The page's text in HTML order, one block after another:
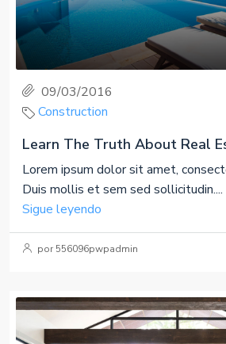
09/03/2016
Construction
Learn The Truth About Real
Lorem ipsum dolor sit amet,
Duis mollis et sem sed sollicitudin....
Sigue leyendo
por 556096pwpadmin